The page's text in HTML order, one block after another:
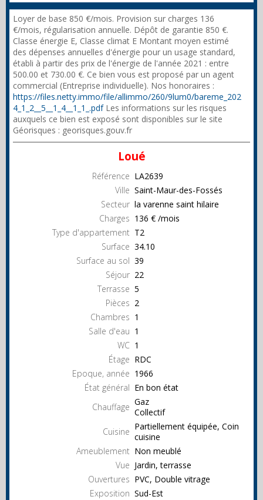
Loyer de base 850 €/mois. Provision sur charges 136
€/mois, régularisation annuelle. Dépôt de garantie 850 €.
Classe énergie E, Classe climat E Montant moyen estimé
des dépenses annuelles d'énergie pour un usage standard,
établi à partir des prix de l'énergie de l'année 2021 : entre
500.00 et 730.00 €. Ce bien vous est proposé par un agent
commercial (Entreprise individuelle). Nos honoraires :
https://files.netty.immo/file/allimmo/260/9lum0/bareme_202
4_1_2__5__1_4__1_1_.pdfLes informations sur les risques
auxquels ce bien est exposé sont disponibles sur le site
Géorisques : georisques.gouv.fr
Loué
Référence LA2639
Ville Saint-Maur-des-Fossés
Secteur la varenne saint hilaire
Charges 136 € /mois
Type d'appartement T2
Surface 34.10
Surface au sol 39
Séjour 22
Terrasse 5
Pièces 2
Chambres 1
Salle d'eau 1
WC 1
Étage RDC
Epoque, année 1966
État général En bon état
Chauffage Gaz
Collectif
Cuisine Partiellement équipée, Coin
cuisine
Ameublement Non meublé
Vue Jardin, terrasse
Ouvertures PVC, Double vitrage
Exposition Sud-Est